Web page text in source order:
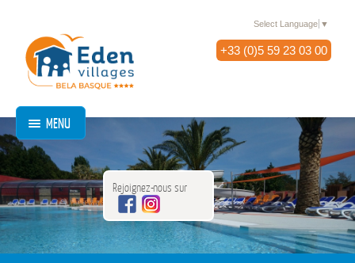
Rejoignez-nous sur
MENU
Select Language ▼
+33 (0)5 59 23 03 00